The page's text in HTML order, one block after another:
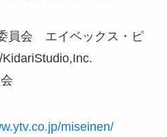
員会 エイベックス・ピ
miseinen/